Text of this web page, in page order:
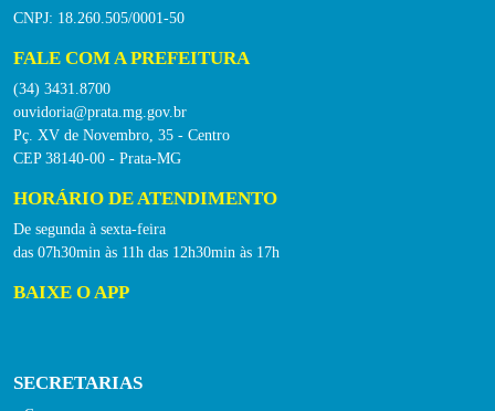
SECRETARIAS
CNPJ: 18.260.505/0001-50
FALE COM A PREFEITURA
(34) 3431.8700
ouvidoria@prata.mg.gov.br
Pç. XV de Novembro, 35 - Centro
CEP 38140-00 - Prata-MG
HORÁRIO DE ATENDIMENTO
De segunda à sexta-feira
das 07h30min às 11h das 12h30min às 17h
BAIXE O APP